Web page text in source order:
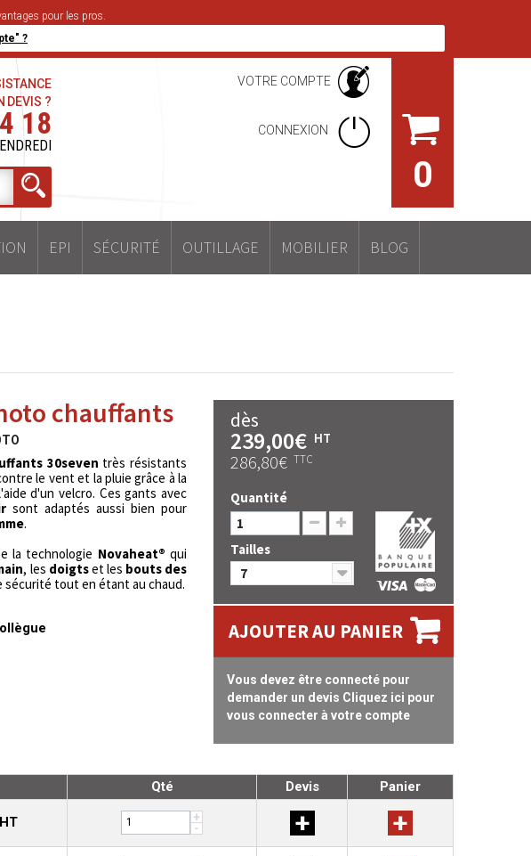
pour les pros.
?
0
VOTRE COMPTE
CONNEXION
DEVIS ?
18
EPI SÉCURITÉ OUTILLAGE MOBILIER BLOG
chauffants
30seven très résistants
le vent et la pluie grâce à la
d'un velcro. Ces gants avec
sont adaptés aussi bien pour
.
la technologie Novaheat® qui
, les doigtset les bouts des
sécurité tout en étant au chaud.
dès
239,00€ HT
286,80€ TTC
Quantité
Tailles
7
AJOUTER AU PANIER
Vous devez être connecté pour
demander un devis Cliquez ici pour
vous connecter à votre compte
Qté Devis Panier
+
- + +